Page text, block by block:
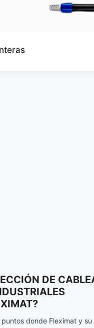
DE
donde Fleximat y su